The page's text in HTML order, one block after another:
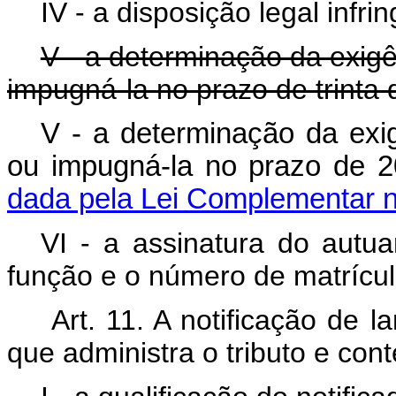
IV - a disposição legal
V - a determinação da
impugná-la no prazo de trinta
V - a determinação da
ou impugná-la no prazo
dada pela Lei Complementar
VI - a assinatura do
função e o número de
Art. 11. A notificação de
que administra o tributo e